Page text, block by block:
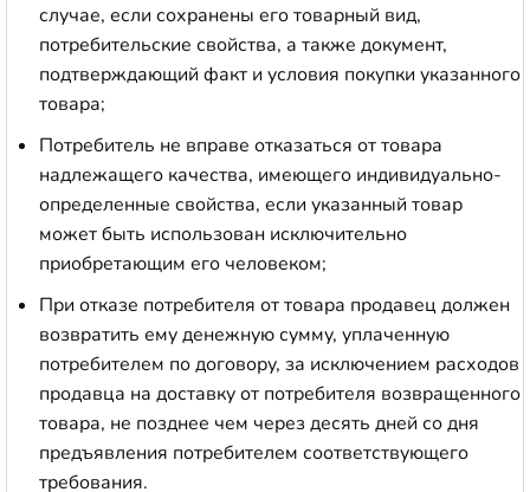
случае, если сохранены его товарный вид,
потребительские свойства, а также документ,
подтверждающий факт и условия покупки указанного
товара;
Потребитель не вправе отказаться от товара
надлежащего качества, имеющего индивидуально-
определенные свойства, если указанный товар
может быть использован исключительно
приобретающим его человеком;
При отказе потребителя от товара продавец должен
возвратить ему денежную сумму, уплаченную
потребителем по договору, за исключением расходов
продавца на доставку от потребителя возвращенного
товара, не позднее чем через десять дней со дня
предъявления потребителем соответствующего
требования.